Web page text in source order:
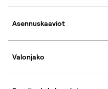
Asennuskaaviot
Valonjako